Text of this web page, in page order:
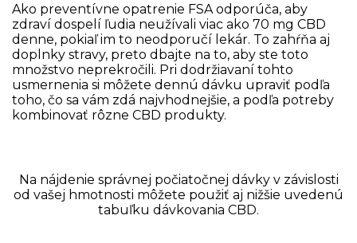
Ako preventívne opatrenie FSA odporúča, aby
zdraví dospelí ľudia neužívali viac ako 70 mg CBD
denne, pokiaľ im to neodporučí lekár. To zahŕňa aj
doplnky stravy, preto dbajte na to, aby ste toto
množstvo neprekročili. Pri dodržiavaní tohto
usmernenia si môžete dennú dávku upraviť podľa
toho, čo sa vám zdá najvhodnejšie, a podľa potreby
kombinovať rôzne CBD produkty.
Na nájdenie správnej počiatočnej dávky v závislosti
od vašej hmotnosti môžete použiť aj nižšie uvedenú
tabuľku dávkovania CBD.